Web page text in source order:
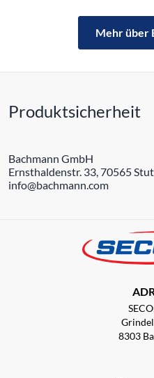
Mehr über
Produktsicherheit
Bachmann GmbH
Ernsthaldenstr. 33, 70565
info@bachmann.com
8303